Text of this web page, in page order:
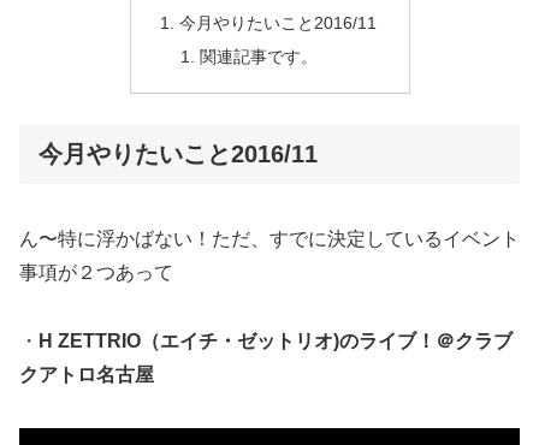
今月やりたいこと2016/11
関連記事です。
今月やりたいこと2016/11
ん〜特に浮かばない！ただ、すでに決定しているイベント
事項が２つあって
・ H ZETTRIO（エイチ・ゼットリオ)のライブ！＠クラブ
クアトロ名古屋